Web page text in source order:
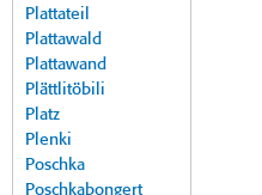
Plattateil
Plattawald
Plattawand
Plättlitöbili
Platz
Plenki
Poschka
Poschkabongert